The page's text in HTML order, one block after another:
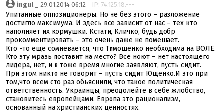
ingul _ 29.01.2014 06:12 IP: 74.125.18.---
Упитанные оппозиционеры. Но не без этого – разложение
достигло максимума. И здесь все зависит от нас – тех кто
наполняет их кормушки. Кстати, Кличко, будь добр
прокомментировать – это очень даже не помешает.
Кто -то еще сомневается, что Тимошенко необходима на ВОЛЕ.
Кто эту мразь поставит на место? Все ноют – нет настоящего
лидера, нет, и в тоже время многие заявляют, пусть сидит.
При этом никто не говорит – пусть сидит Ющенко.И это при
том,что всем сто раз обьяснили, что такое политическая
ответственность. Украинцы, преодолейте в себе жлобство,
становитесь европейцами. Европа это рационализм,
основанный на христианских ценностях.